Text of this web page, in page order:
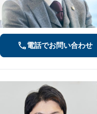
電話でお問い合わせ